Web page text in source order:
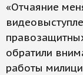
«Отчаяние
обратили
работы